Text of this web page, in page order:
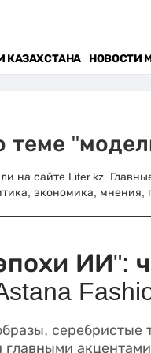
КАЗАХСТАНА НОВОСТИ
теме
на сайте Liter.kz.
экономика, мнения,
ИИ":
серебристые
главными